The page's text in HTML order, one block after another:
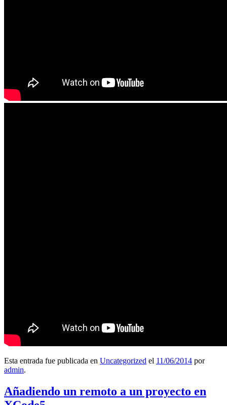
Esta entrada fue publicada en Uncategorized el 11/06/2014 por
admin.
Añadiendo un remoto a un proyecto en